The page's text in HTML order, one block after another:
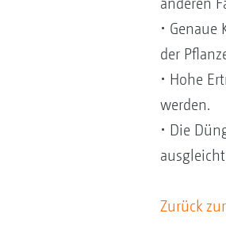
•
der
• Hohe
werden.
• Die
Zurück